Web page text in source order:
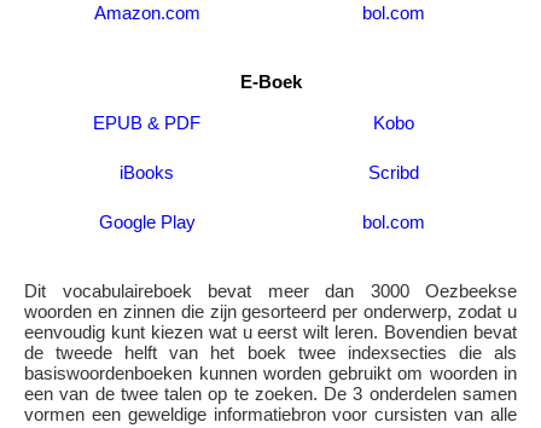
Amazon.com bol.com
E-Boek
EPUB & PDF
Kobo
iBooks Scribd
Google Play bol.com
Dit vocabulaireboek bevat meer dan 3000 Oezbeekse
woorden en zinnen die zijn gesorteerd per onderwerp, zodat u
eenvoudig kunt kiezen wat u eerst wilt leren. Bovendien bevat
de tweede helft van het boek twee indexsecties die als
basiswoordenboeken kunnen worden gebruikt om woorden in
een van de twee talen op te zoeken. De 3 onderdelen samen
vormen een geweldige informatiebron voor cursisten van alle